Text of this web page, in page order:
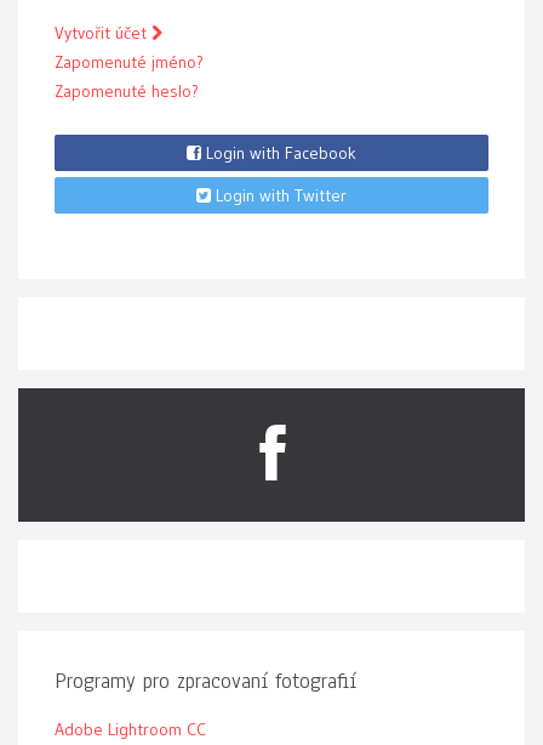
Vytvořit účet
Zapomenuté jméno?
Zapomenuté heslo?
Login with Facebook
Login with Twitter
Programy pro zpracovaní fotografií
Adobe Lightroom CC